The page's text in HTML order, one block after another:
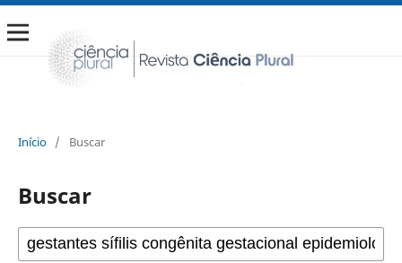
Início / Buscar
Buscar